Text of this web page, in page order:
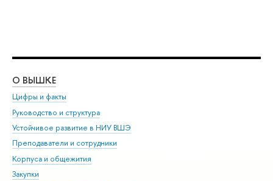
О ВЫШКЕ
Цифры и факты
Руководство и структура
Устойчивое развитие в НИУ ВШЭ
Преподаватели и сотрудники
Корпуса и общежития
Закупки